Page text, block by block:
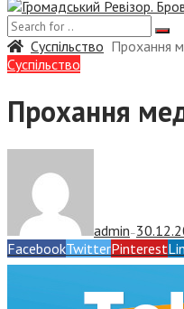
Суспiльство Прохання
Суспiльство
Прохання
admin —
FacebookTwitterPinterest